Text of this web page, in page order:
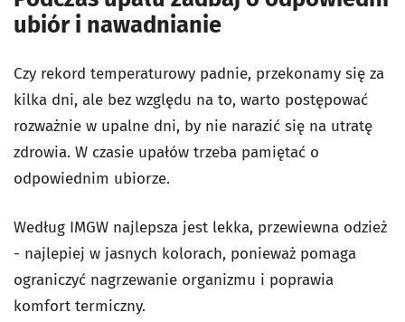
ubiór i nawadnianie
Czy rekord temperaturowy padnie, przekonamy się za
kilka dni, ale bez względu na to, warto postępować
rozważnie w upalne dni, by nie narazić się na utratę
zdrowia. W czasie upałów trzeba pamiętać o
odpowiednim ubiorze.
Według IMGW najlepsza jest lekka, przewiewna odzież
- najlepiej w jasnych kolorach, ponieważ pomaga
ograniczyć nagrzewanie organizmu i poprawia
komfort termiczny.